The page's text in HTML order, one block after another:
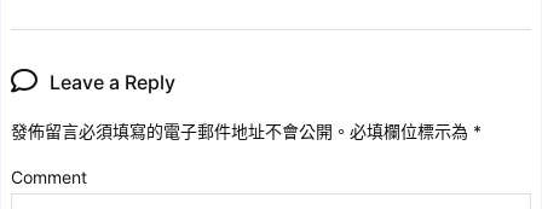
Leave a Reply
發佈留言必須填寫的電子郵件地址不會公開。 必填欄位標示為 *
Comment